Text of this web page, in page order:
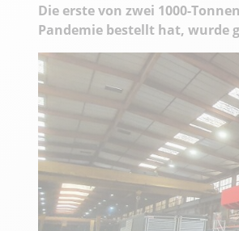
Die erste von zwei 1000-
Pandemie bestellt hat, wurde